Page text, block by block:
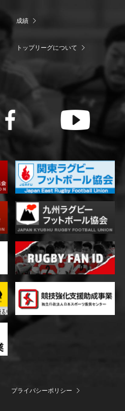
成績
トップリーグについて
プライバシーポリシー